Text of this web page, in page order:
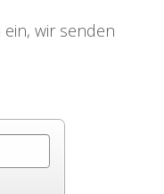
wir senden